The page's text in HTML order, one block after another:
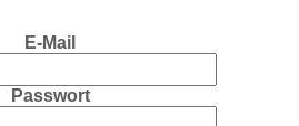
E-Mail
Passwort